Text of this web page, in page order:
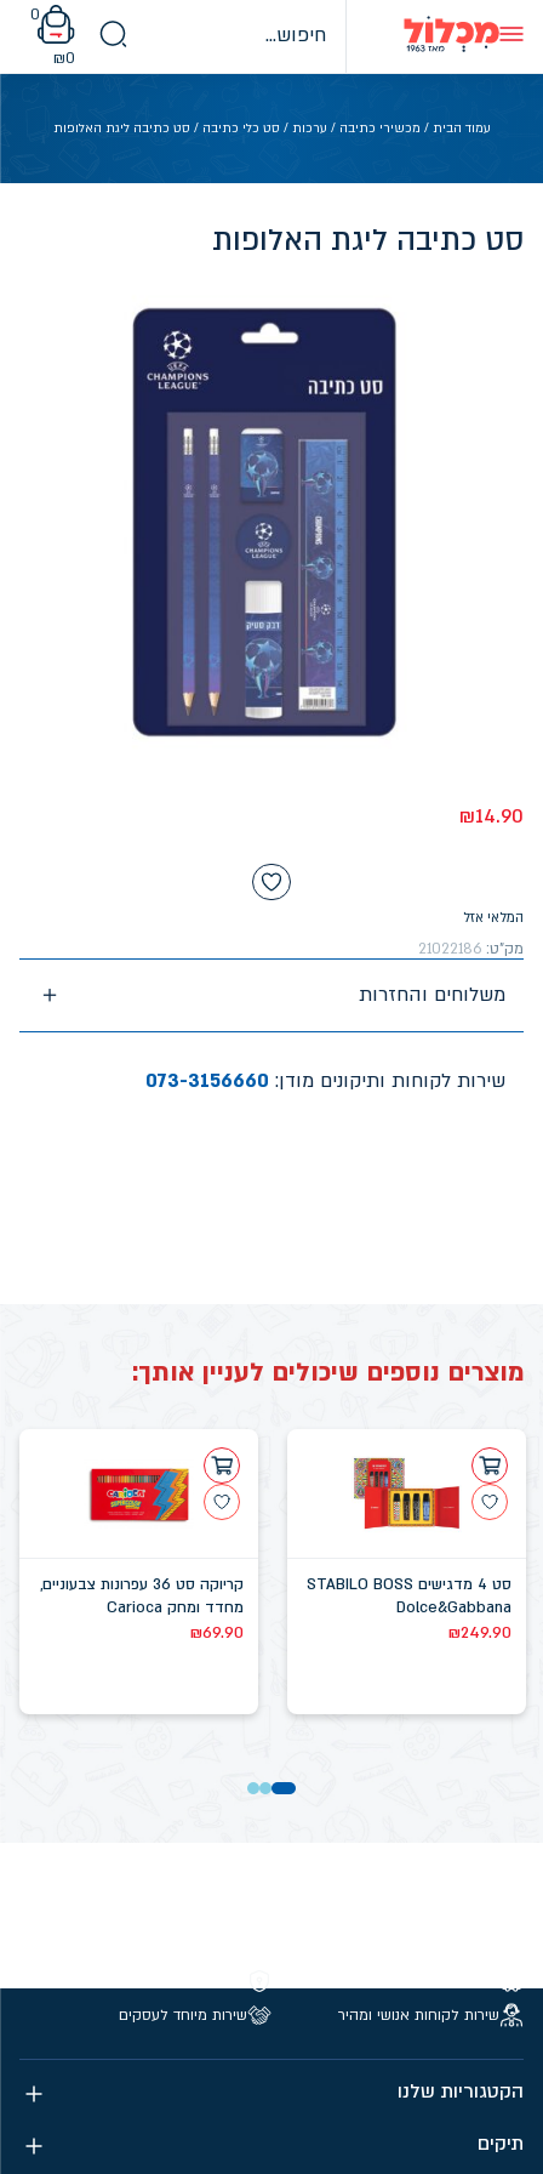
content
0
₪0
עמוד הבית / מכשירי כתיבה / ערכות / סט כלי כתיבה / סט כתיבה ליגת האלופות
סט כתיבה ליגת האלופות
₪14.90
המלאי אזל
מק"ט: 21022186
משלוחים והחזרות
שירות לקוחות ותיקונים מודן: 073-3156660
מוצרים נוספים שיכולים לעניין אותך:
סט 4 מדגישים STABILO BOSS
Dolce&Gabbana
₪249.90
קריוקה סט 36 עפרונות צבעוניים,
מחדד ומחק Carioca
₪69.90
שירות לקוחות אנושי ומהיר
שירות מיוחד לעסקים
הקטגוריות שלנו
תיקים